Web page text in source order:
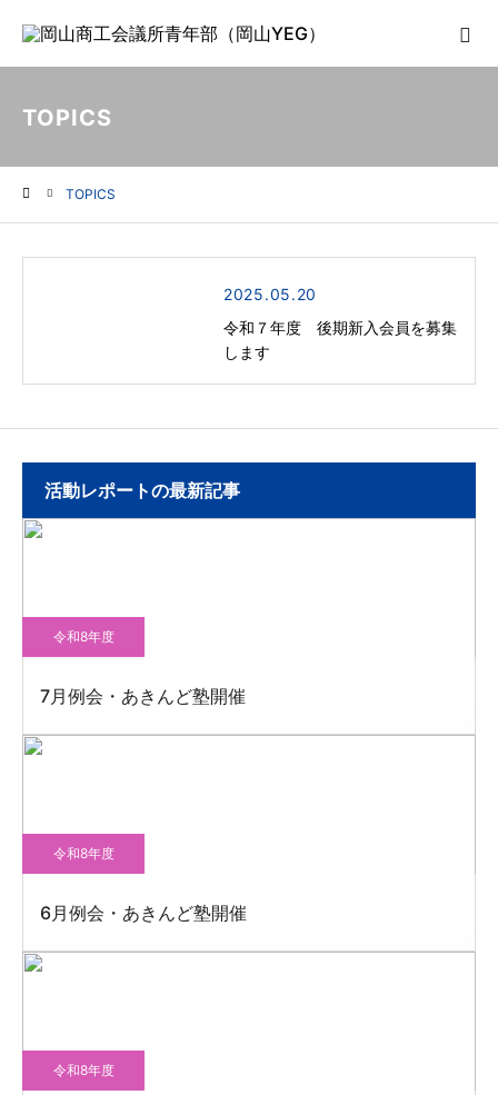
TOPICS
TOPICS
2025.05.20
令和７年度 後期新入会員を募集
します
活動レポートの最新記事
令和8年度
7月例会・あきんど塾開催
令和8年度
6月例会・あきんど塾開催
令和8年度